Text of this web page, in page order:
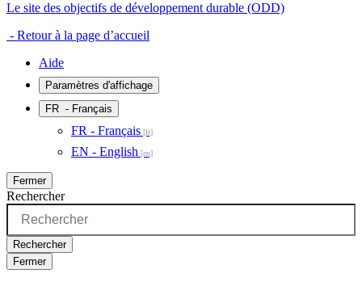
Le site des objectifs de développement durable (ODD)
- Retour à la page d’accueil
Aide
Paramètres d'affichage
FR - Français
FR - Français
EN - English
Fermer
Rechercher
Rechercher
Fermer